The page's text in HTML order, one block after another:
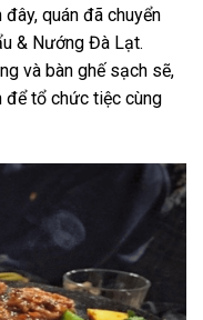
quán đã chuyển
& Nướng Đà Lạt.
và bàn ghế sạch sẽ,
tổ chức tiệc cùng